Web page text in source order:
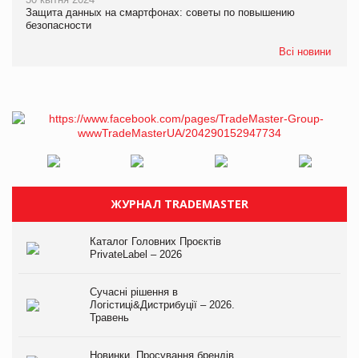
Защита данных на смартфонах: советы по повышению
безопасности
Всі новини
ЖУРНАЛ TRADEMASTER
Каталог Головних Проєктів
PrivateLabel – 2026
Сучасні рішення в
Логістиці&Дистрибуції – 2026.
Травень
Новинки. Просування брендів